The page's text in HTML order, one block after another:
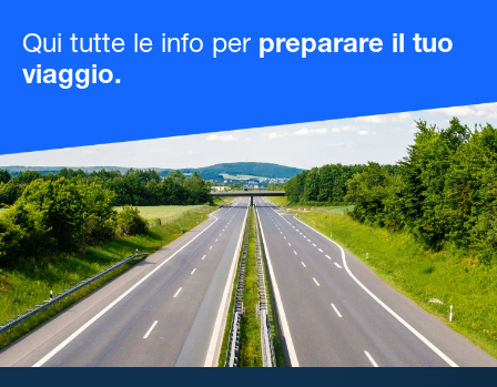
Qui tutte le info per preparare il tuo
viaggio.